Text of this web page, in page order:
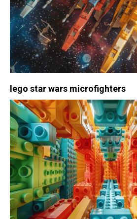
lego star wars microfighters